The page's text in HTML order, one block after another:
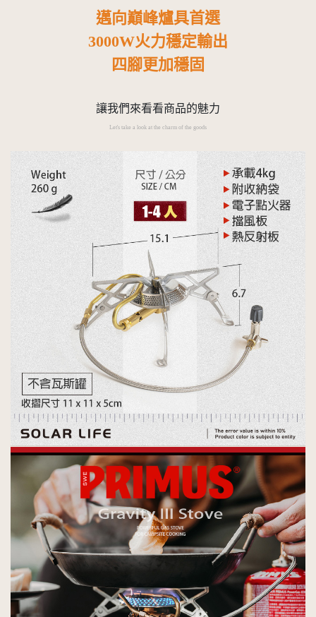
邁向巔峰爐具首選
3000W火力穩定輸出
四腳更加穩固
讓我們來看看商品的魅力
Let's take a look at the charm of the goods